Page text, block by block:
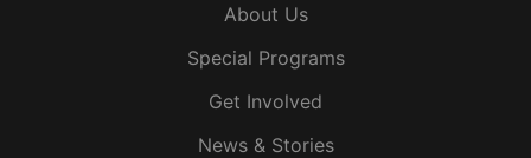
About Us
Special Programs
Get Involved
News & Stories